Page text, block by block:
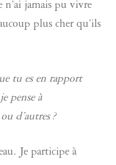
n’ai jamais pu vivre
plus cher qu’ils
tu es en rapport
pense à
d’autres ?
Je participe à